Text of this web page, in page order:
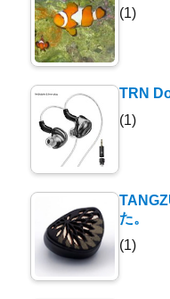
(1)
TRN
(1)
た。
(1)